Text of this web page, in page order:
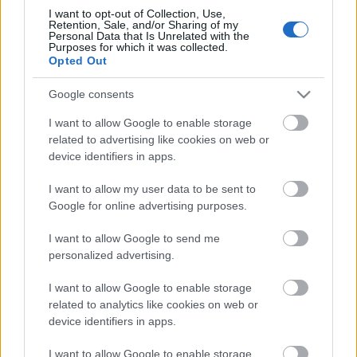
I want to opt-out of Collection, Use,
Retention, Sale, and/or Sharing of my
Personal Data that Is Unrelated with the
Purposes for which it was collected.
Opted Out
Google consents
I want to allow Google to enable storage
related to advertising like cookies on web or
device identifiers in apps.
I want to allow my user data to be sent to
Google for online advertising purposes.
I want to allow Google to send me
personalized advertising.
I want to allow Google to enable storage
related to analytics like cookies on web or
device identifiers in apps.
I want to allow Google to enable storage
Lassan vége az életre szóló választási lehetőségnek,
január 31-én lejár a határidő, amit szeretett 0,666-os
(gyk: 2/3), matolcsyszta kormányunk ...
Itt a legújabb Intel szerver CPU-
generáció, a Neon!
blackshepherd• 2011. január 05.
ZFS funkciók
blackshepherd •2011. január 01.
ZFS pool-verziók, és azok új funkciói. Hasznos lehet
az eligazodáskor a ZFS-káoszban:
Nevada
Build
Version
Introduced